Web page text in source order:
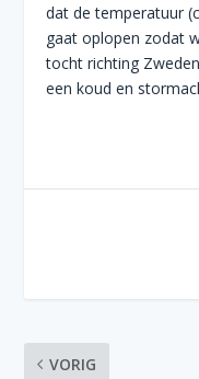
dat de temperatuur
gaat oplopen zodat
tocht richting
een koud en
VORIG